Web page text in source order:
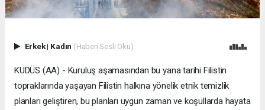
Erkek| Kadın (Haberi Sesli Oku)
KUDÜS (AA) - Kuruluş aşamasından bu yana tarihi Filistin
topraklarında yaşayan Filistin halkına yönelik etnik temizlik
planları geliştiren, bu planları uygun zaman ve koşullarda hayata